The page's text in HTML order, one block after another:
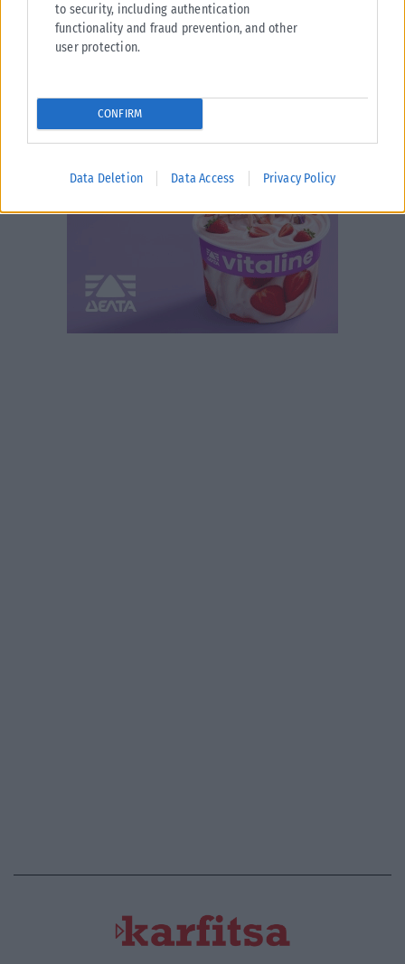
to security, including authentication
functionality and fraud prevention, and other
user protection.
CONFIRM
Data Deletion Data Access Privacy Policy